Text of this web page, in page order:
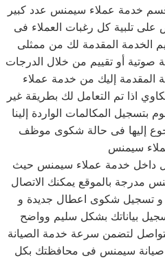
خدمة عملاء سيمنس عدد كبير
على تلبية كل رغبات العملاء فى
الخدمة المقدمة لك من ممثلى
أو تقييم من خلال الدرجات
إليك من خدمة عملاء
اذا تم التعامل لك بطريقة غير
المكالمات الواردة إلينا
إليها فى حالة شكوى موظف
سيمنس
داخل خدمة عملاء سيمنس حيث
مدرجة بالموقع يمكنك الاتصال
و تسجيل شكوى اعطال جديدة و
بياناتك بشكل سليم وواضح
لتضمن سرعة خدمة الصيانة
صيانة سيمنس فى محافظتك بكل